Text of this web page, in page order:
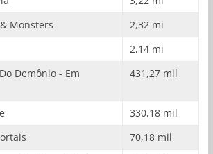
Monsters
2,32 mi
2,14 mi
Demônio - Em
431,27 mil
330,18 mil
70,18 mil